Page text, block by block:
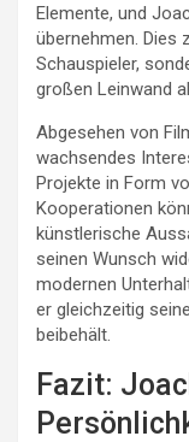
Elemente, und
übernehmen. Dies
Schauspieler,
großen Leinwand
Abgesehen von
wachsendes
Projekte in Form
Kooperationen
künstlerische
seinen Wunsch
modernen
er gleichzeitig
beibehält.
Fazit: